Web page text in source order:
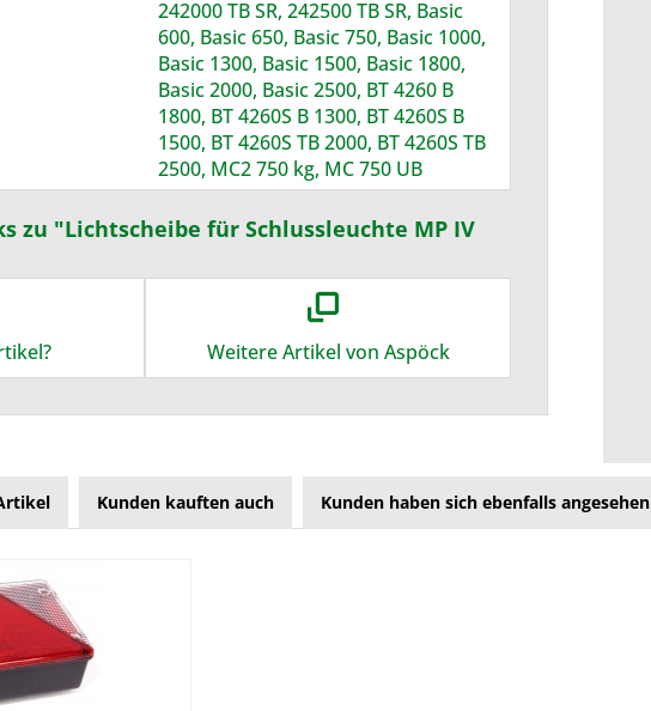
242000 TB SR, 242500 TB SR, Basic
600, Basic 650, Basic 750, Basic 1000,
Basic 1300, Basic 1500, Basic 1800,
Basic 2000, Basic 2500, BT 4260 B
1800, BT 4260S B 1300, BT 4260S B
1500, BT 4260S TB 2000, BT 4260S TB
2500, MC2 750 kg, MC 750 UB
zu "Lichtscheibe für Schlussleuchte MP IV
Weitere Artikel von Aspöck
Kunden kauften auch Kunden haben sich ebenfalls angesehen